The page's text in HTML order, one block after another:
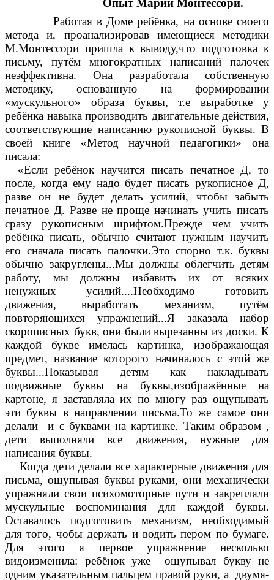
Опыт Марии Монтессори.
Работая в Доме ребёнка, на основе своего
метода и, проанализировав имеющиеся методики
М.Монтессори пришла к выводу,что подготовка к
письму, путём многократных написаний палочек
неэффективна. Она разработала собственную
методику, основанную на формировании
«мускульного» образа буквы, т.е выработке у
ребёнка навыка производить двигательные действия,
соответствующие написанию рукописной буквы. В
своей книге «Метод научной педагогики» она
писала:
«Если ребёнок научится писать печатное Д, то
после, когда ему надо будет писать рукописное Д,
разве он не будет делать усилий, чтобы забыть
печатное Д. Разве не проще начинать учить писать
сразу рукописным шрифтом.Прежде чем учить
ребёнка писать, обычно считают нужным научить
его сначала писать палочки.Это спорно т.к. буквы
обычно закруглены...Мы должны облегчить детям
работу, мы должны избавить их от всяких
ненужных усилий....Необходимо готовить
движения, выработать механизм, путём
повторяющихся упражнений...Я заказала набор
скорописных букв, они были вырезанны из доски. К
каждой букве имелась картинка, изображающая
предмет, название которого начиналось с этой же
буквы...Показывая детям как накладывать
подвижные буквы на буквы,изображённые на
картоне, я заставляла их по многу раз ощупывать
эти буквы в направлении письма.То же самое они
делали и с буквами на картинке. Таким образом ,
дети выполняли все движения, нужные для
написания буквы.
Когда дети делали все характерные движения для
письма, ощупывая буквы руками, они механически
упражняли свои психомоторные пути и закрепляли
мускульные воспоминания для каждой буквы.
Оставалось подготовить механизм, необходимый
для того, чобы держать и водить пером по бумаге.
Для этого я первое упражнение несколько
видоизменила: ребёнок уже ощупывал букву не
одним указательным пальцем правой руки, а двумя-